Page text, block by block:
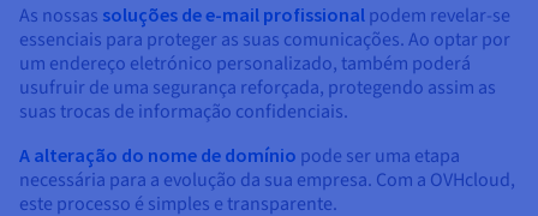
As nossas soluções de e-mail profissional podem revelar-se
essenciais para proteger as suas comunicações. Ao optar por
um endereço eletrónico personalizado, também poderá
usufruir de uma segurança reforçada, protegendo assim as
suas trocas de informação confidenciais.
A alteração do nome de domínio pode ser uma etapa
necessária para a evolução da sua empresa. Com a OVHcloud,
este processo é simples e transparente.